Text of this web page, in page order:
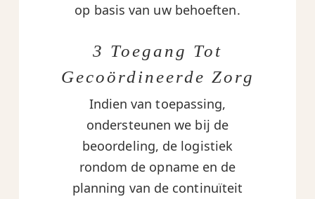
op basis van uw behoeften.
3 Toegang Tot
Gecoördineerde Zorg
Indien van toepassing,
ondersteunen we bij de
beoordeling, de logistiek
rondom de opname en de
planning van de continuïteit